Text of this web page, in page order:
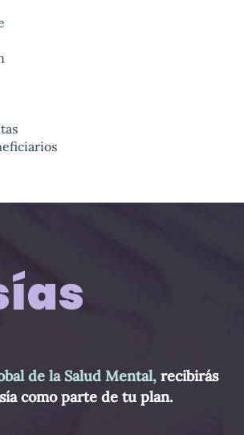
de la Salud Mental,recibirás
como parte de tu plan.